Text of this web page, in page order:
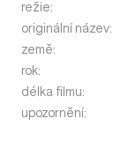
režie:
originální název:
země:
rok:
délka filmu:
upozornění: